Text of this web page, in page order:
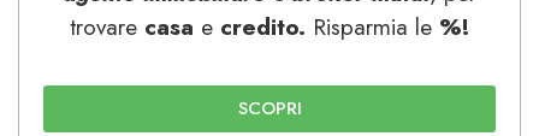
trovare casa e credito. Risparmia le %!
SCOPRI